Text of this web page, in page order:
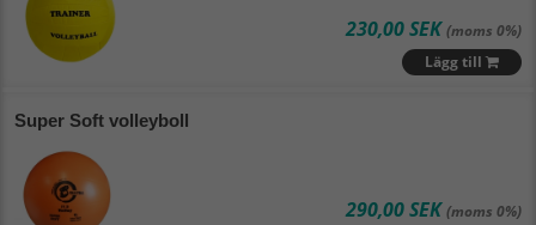
230,00 SEK(moms 0%)
Lägg till
Super Soft volleyboll
290,00 SEK(moms 0%)